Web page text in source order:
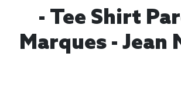
- Tee Shirt
Marques - Jean